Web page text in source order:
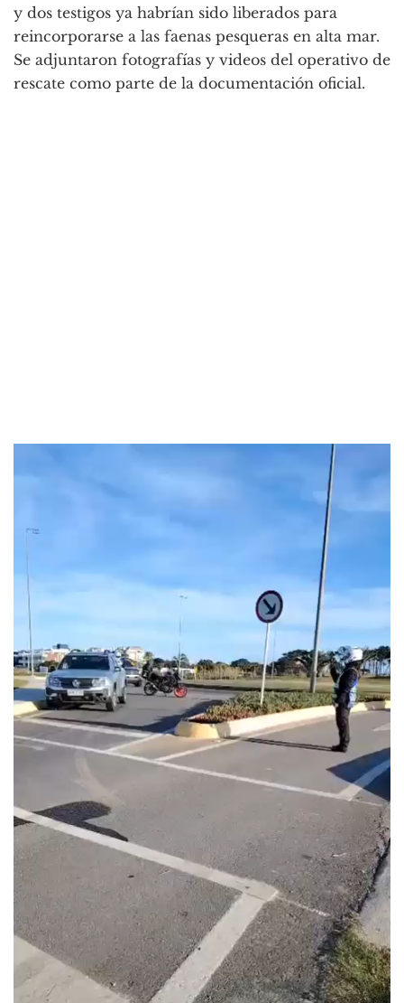
y dos testigos ya habrían sido liberados para
reincorporarse a las faenas pesqueras en alta mar.
Se adjuntaron fotografías y videos del operativo de
rescate como parte de la documentación oficial.